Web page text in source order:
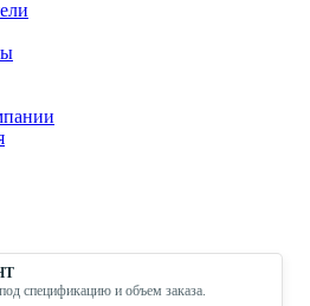
спецификацию и объем заказа.